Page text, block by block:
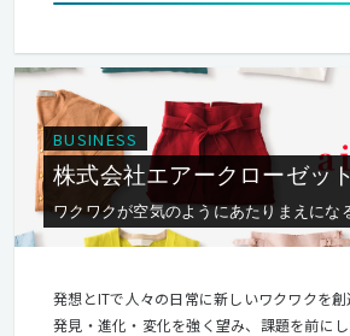
BUSINESS
株式会社エアークローゼット
ワクワクが空気のようにあたりまえにな
発想とITで人々の日常に新しいワクワクを創造する 挑
発見・進化・変化を強く望み、課題を前に